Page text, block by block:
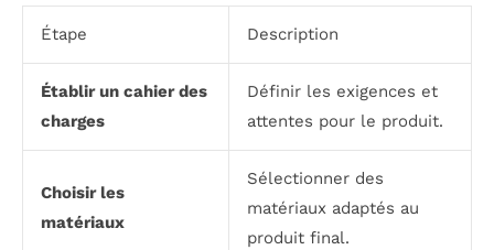
Étape Description
Établir un cahier des
charges
Définir les exigences et
attentes pour le produit.
Choisir les
matériaux
Sélectionner des
matériaux adaptés au
produit final.